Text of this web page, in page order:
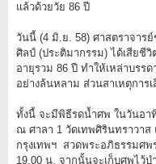
แล้วด้วยวัย 86 ปี
วันนี้ (4 มิ.ย. 58) ศาสตราจาร
ศิลป์ (ประติมากรรม) ได้เสียชี
อายุรวม 86 ปี ทำให้เหล่าบรร
อย่างล้นหลาม ส่วนสาเหตุการ
ทั้งนี้ จะมีพิธีรดน้ำศพ ในวันอ
ณ ศาลา 1 วัดเทพศิรินทราวาส
กรุงเทพฯ สวดพระอภิธรรมศ
19.00 น. จากนั้นจะเก็บศพไว้